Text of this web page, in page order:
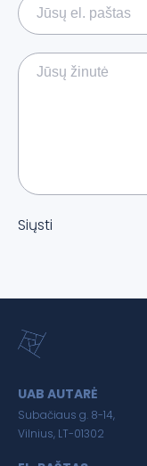
Siųsti
UAB AUTARĖ
Subačiaus g. 8-14,
Vilnius, LT-01302